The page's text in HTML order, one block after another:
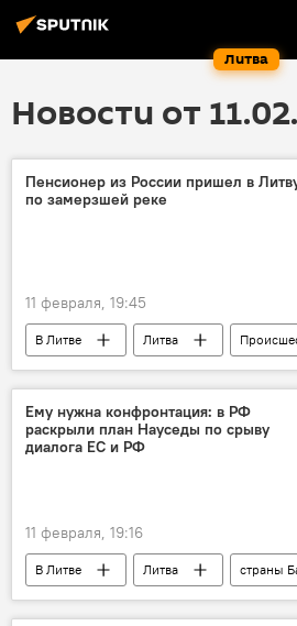
Литва
Новости от
Пенсионер из России пришел в
по замерзшей реке
11 февраля, 19:45
В Литве Литва
Россия
Ему нужна конфронтация: в РФ
раскрыли план Науседы по срыву
диалога ЕС и РФ
11 февраля, 19:16
В Литве Литва
страны
Евросоюз (ЕС)
переговоры